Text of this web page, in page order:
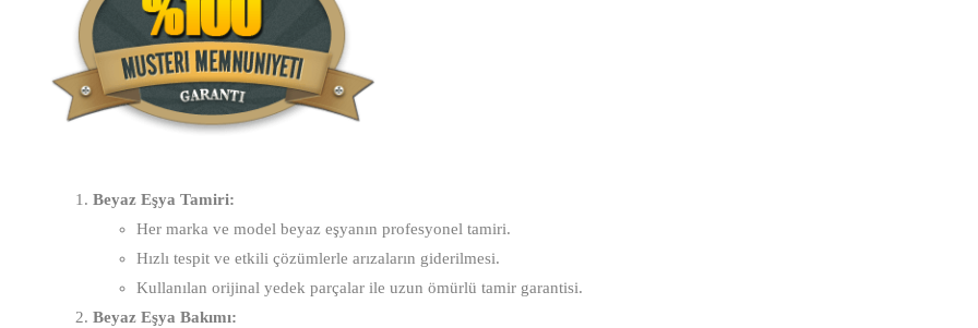
Beyaz Eşya Tamiri:
Her marka ve model beyaz eşyanın profesyonel tamiri.
Hızlı tespit ve etkili çözümlerle arızaların giderilmesi.
Kullanılan orijinal yedek parçalar ile uzun ömürlü tamir garantisi.
Beyaz Eşya Bakımı: